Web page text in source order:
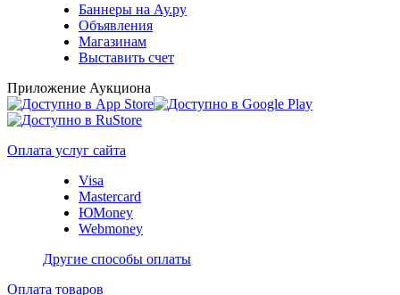
Баннеры на Ау.ру
Объявления
Магазинам
Выставить счет
Приложение Аукциона
Оплата услуг сайта
Visa
Mastercard
ЮMoney
Webmoney
Другие способы оплаты
Оплата товаров